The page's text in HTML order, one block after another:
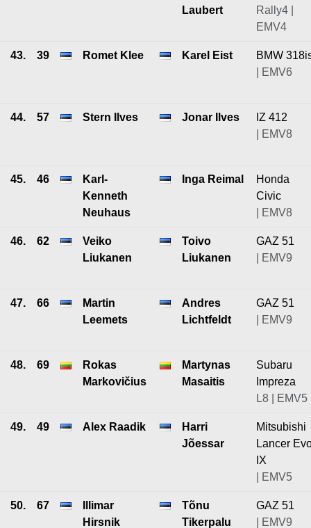
Laubert
Rally4 |
EMV4
43. 39 Romet Klee Karel Eist
BMW
| EMV6
44. 57 Stern Ilves Jonar Ilves
IZ 412
| EMV8
45. 46
Karl-
Kenneth
Neuhaus
Inga Reimal
Honda
Civic
| EMV8
46. 62
Veiko
Liukanen
Toivo
Liukanen
GAZ 51
| EMV9
47. 66
Martin
Leemets
Andres
Lichtfeldt
GAZ 51
| EMV9
48. 69
Rokas
Markovičius
Martynas
Masaitis
Subaru
Impreza
L8 | EMV5
49. 49 Alex Raadik
Harri
Jõessar
Mitsubishi
Lancer
IX
| EMV5
50. 67
Illimar
Hirsnik
Tõnu
Tikerpalu
GAZ 51
| EMV9